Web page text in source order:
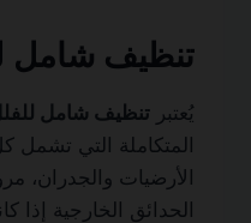
تنظيف شامل
يُعتبر تنظيف شامل
المتكاملة التي تشمل
الأرضيات والجدران،
الحدائق الخارجية إذا